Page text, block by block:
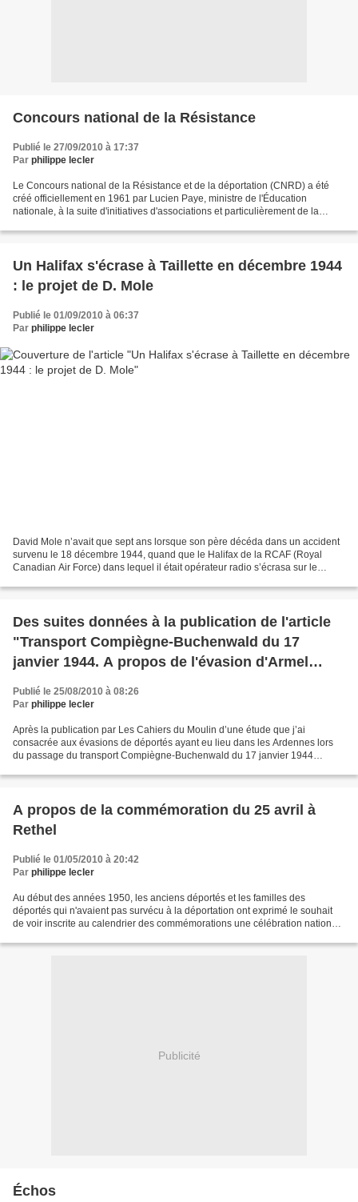
Concours national de la Résistance
Publié le 27/09/2010 à 17:37
Par philippe lecler
Le Concours national de la Résistance et de la déportation (CNRD) a été
créé officiellement en 1961 par Lucien Paye, ministre de l'Éducation
nationale, à la suite d'initiatives d'associations et particulièrement de la
Un Halifax s'écrase à Taillette en décembre 1944
: le projet de D. Mole
Publié le 01/09/2010 à 06:37
Par philippe lecler
David Mole n’avait que sept ans lorsque son père décéda dans un accident
survenu le 18 décembre 1944, quand que le Halifax de la RCAF (Royal
Canadian Air Force) dans lequel il était opérateur radio s’écrasa sur le
Des suites données à la publication de l'article
"Transport Compiègne-Buchenwald du 17
janvier 1944. A propos de l'évasion d'Armel
Guerne"
Publié le 25/08/2010 à 08:26
Par philippe lecler
Après la publication par Les Cahiers du Moulin d’une étude que j’ai
consacrée aux évasions de déportés ayant eu lieu dans les Ardennes lors
du passage du transport Compiègne-Buchenwald du 17 janvier 1944
A propos de la commémoration du 25 avril à
Rethel
Publié le 01/05/2010 à 20:42
Par philippe lecler
Au début des années 1950, les anciens déportés et les familles des
déportés qui n'avaient pas survécu à la déportation ont exprimé le souhait
de voir inscrite au calendrier des commémorations une célébration nationale
Publicité
Échos